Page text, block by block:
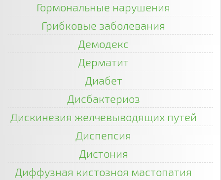
Гормональные нарушения
Грибковые заболевания
Демодекс
Дерматит
Диабет
Дисбактериоз
Дискинезия желчевыводящих путей
Диспепсия
Дистония
Диффузная кистозноя мастопатия